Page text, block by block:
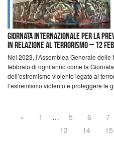
Giornata internazionale per la
in relazione al terrorismo – 12
Nel 2023, l’Assemblea Generale
febbraio di ogni anno come la
dell’estremismo violento legato al
l’estremismo violento e proteggere le
« 1 … 5 6 7
13
14 15